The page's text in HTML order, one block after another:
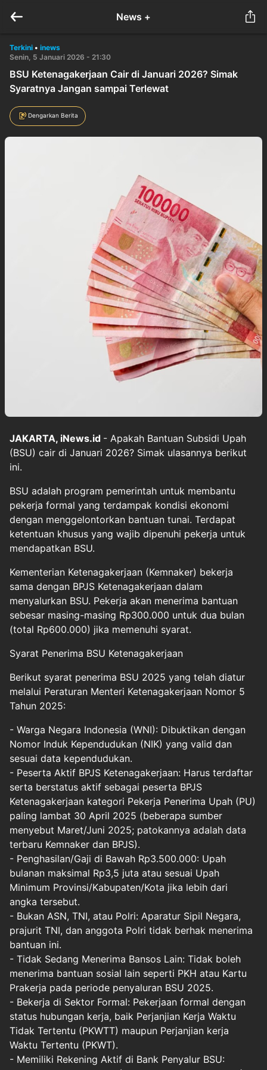
News +
Terkini • inews
Senin, 5 Januari 2026 - 21:30
BSU Ketenagakerjaan Cair di Januari 2026? Simak
Syaratnya Jangan sampai Terlewat
Dengarkan Berita
JAKARTA, iNews.id - Apakah Bantuan Subsidi Upah
(BSU) cair di Januari 2026? Simak ulasannya berikut
ini.
BSU adalah program pemerintah untuk membantu
pekerja formal yang terdampak kondisi ekonomi
dengan menggelontorkan bantuan tunai. Terdapat
ketentuan khusus yang wajib dipenuhi pekerja untuk
mendapatkan BSU.
Kementerian Ketenagakerjaan (Kemnaker) bekerja
sama dengan BPJS Ketenagakerjaan dalam
menyalurkan BSU. Pekerja akan menerima bantuan
sebesar masing-masing Rp300.000 untuk dua bulan
(total Rp600.000) jika memenuhi syarat.
Syarat Penerima BSU Ketenagakerjaan
Berikut syarat penerima BSU 2025 yang telah diatur
melalui Peraturan Menteri Ketenagakerjaan Nomor 5
Tahun 2025:
- Warga Negara Indonesia (WNI): Dibuktikan dengan
Nomor Induk Kependudukan (NIK) yang valid dan
sesuai data kependudukan.
- Peserta Aktif BPJS Ketenagakerjaan: Harus terdaftar
serta berstatus aktif sebagai peserta BPJS
Ketenagakerjaan kategori Pekerja Penerima Upah (PU)
paling lambat 30 April 2025 (beberapa sumber
menyebut Maret/Juni 2025; patokannya adalah data
terbaru Kemnaker dan BPJS).
- Penghasilan/Gaji di Bawah Rp3.500.000: Upah
bulanan maksimal Rp3,5 juta atau sesuai Upah
Minimum Provinsi/Kabupaten/Kota jika lebih dari
angka tersebut.
- Bukan ASN, TNI, atau Polri: Aparatur Sipil Negara,
prajurit TNI, dan anggota Polri tidak berhak menerima
bantuan ini.
- Tidak Sedang Menerima Bansos Lain: Tidak boleh
menerima bantuan sosial lain seperti PKH atau Kartu
Prakerja pada periode penyaluran BSU 2025.
- Bekerja di Sektor Formal: Pekerjaan formal dengan
status hubungan kerja, baik Perjanjian Kerja Waktu
Tidak Tertentu (PKWTT) maupun Perjanjian kerja
Waktu Tertentu (PKWT).
- Memiliki Rekening Aktif di Bank Penyalur BSU: